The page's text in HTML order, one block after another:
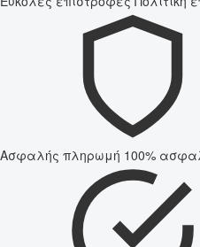
Ασφαλής πληρωμή 100%